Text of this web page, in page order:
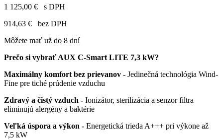
1 125,00 €
s DPH
914,63 €
bez DPH
Môžete mať už do 8 dní
Prečo si vybrať AUX C-Smart LITE 7,3 kW?
Maximálny komfort bez prievanov - Jedinečná technológia Wind-
Fine pre tiché prúdenie vzduchu
Zdravý a čistý vzduch - Ionizátor, sterilizácia a senzor filtra
eliminujú alergény a baktérie
Veľká úspora a výkon - Energetická trieda A+++ pri výkone až
7,5 kW